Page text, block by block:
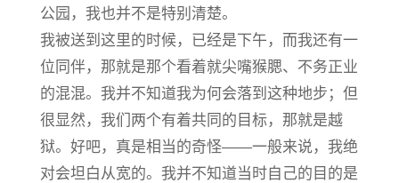
公园，我也并不是特别清楚。
我被送到这里的时候，已经是下午，而我还有一
位同伴，那就是那个看着就尖嘴猴腮、不务正业
的混混。我并不知道我为何会落到这种地步；但
很显然，我们两个有着共同的目标，那就是越
狱。好吧，真是相当的奇怪——一般来说，我绝
对会坦白从宽的。我并不知道当时自己的目的是